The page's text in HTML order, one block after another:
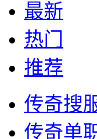
最新
热门
推荐
传奇搜
传奇单